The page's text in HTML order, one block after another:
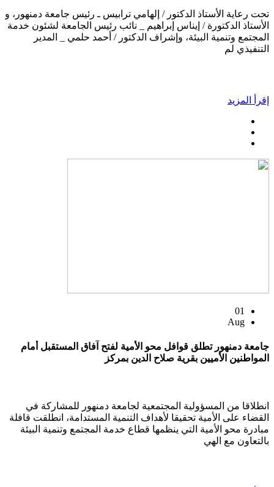
تحت رعاية الأستاذ الدكتور / إلهامي ترابيس ـ رئيس جامعة دمنهور، و
الأستاذ الدكتورة / إيناس إبراهيم _ نائب رئيس الجامعة لشئون خدمة
المجتمع وتنمية البيئة، وإشراف الدكتور / أحمد حلمي _ المدير
التنفيذي لم
إقرأ المزيد
01
Aug
جامعة دمنهور تطلق قوافل محو الأمية لفتح آفاق المستقبل أمام
المواطنين الأميين بقرية صلاح الدين بمركز
انطلاقا من المسؤولية المجتمعية لجامعة دمنهور للمشاركة في
القضاء على الأمية تحقيقا لأهداف التنمية المستدامة، انطلقت قافلة
مبادرة محو الأمية التي ينظمها قطاع خدمة المجتمع وتنمية البيئة
بالتعاون مع الهي